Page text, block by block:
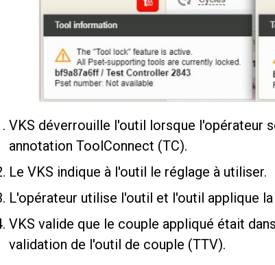
VKS déverrouille l'outil lorsque l'opérateur
annotation ToolConnect (TC).
Le VKS indique à l'outil le réglage à utiliser.
L'opérateur utilise l'outil et l'outil applique
VKS valide que le couple appliqué était
validation de l'outil de couple (TTV).